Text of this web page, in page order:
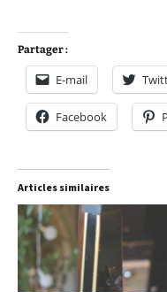
Partager :
E-mail
Facebook
Articles similaires